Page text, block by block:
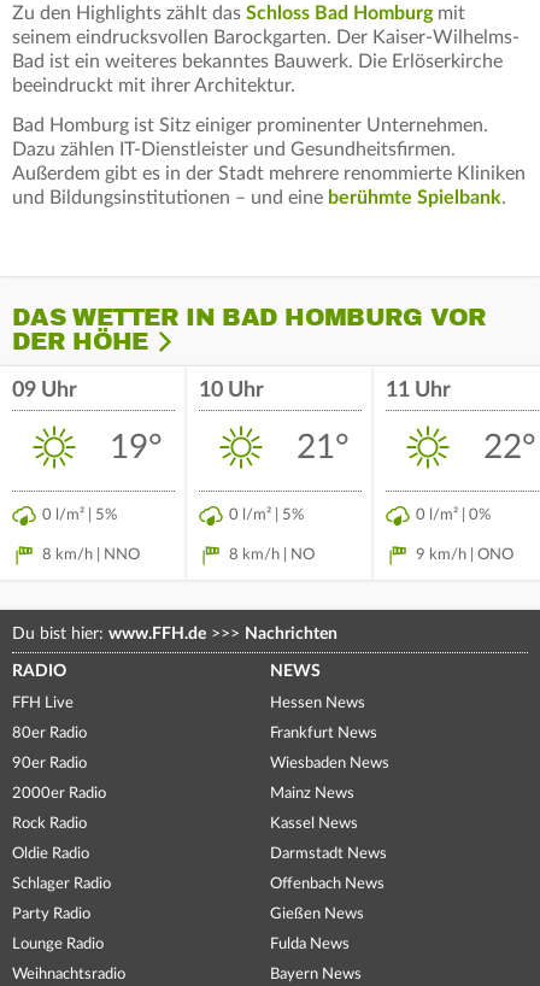
Zu den Highlights zählt das Schloss Bad Homburgmit
seinem eindrucksvollen Barockgarten. Der Kaiser-Wilhelms-
Bad ist ein weiteres bekanntes Bauwerk. Die Erlöserkirche
beeindruckt mit ihrer Architektur.
Bad Homburg ist Sitz einiger prominenter Unternehmen.
Dazu zählen IT-Dienstleister und Gesundheitsfirmen.
Außerdem gibt es in der Stadt mehrere renommierte Kliniken
und Bildungsinstitutionen – und eine berühmte Spielbank.
DAS WETTER IN BAD HOMBURG VOR
DER HÖHE
09 Uhr
19°
0 l/m² | 5%
8 km/h | NNO
10 Uhr
21°
0 l/m² | 5%
8 km/h | NO
11 Uhr
22°
0 l/m² | 0%
9 km/h | ONO
Du bist hier: www.FFH.de >>> Nachrichten
RADIO
FFH Live
80er Radio
90er Radio
2000er Radio
Rock Radio
Oldie Radio
Schlager Radio
Party Radio
Lounge Radio
Weihnachtsradio
NEWS
Hessen News
Frankfurt News
Wiesbaden News
Mainz News
Kassel News
Darmstadt News
Offenbach News
Gießen News
Fulda News
Bayern News